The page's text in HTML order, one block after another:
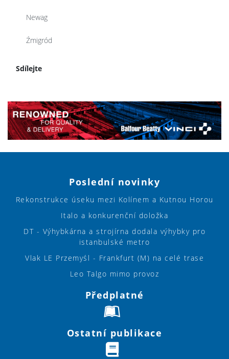
Newag
Źmigród
Sdílejte
Poslední novinky
Rekonstrukce úseku mezi Kolínem a Kutnou Horou
Italo a konkurenční doložka
DT - Výhybkárna a strojírna dodala výhybky pro
istanbulské metro
Vlak LE Przemyśl - Frankfurt (M) na celé trase
Leo Talgo mimo provoz
Předplatné
Ostatní publikace